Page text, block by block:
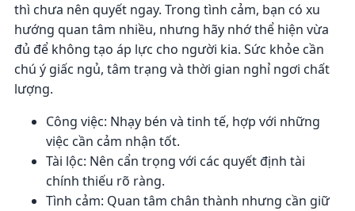
thì chưa nên quyết ngay. Trong tình cảm, bạn có xu
hướng quan tâm nhiều, nhưng hãy nhớ thể hiện vừa
đủ để không tạo áp lực cho người kia. Sức khỏe cần
chú ý giấc ngủ, tâm trạng và thời gian nghỉ ngơi chất
lượng.
Công việc: Nhạy bén và tinh tế, hợp với những
việc cần cảm nhận tốt.
Tài lộc: Nên cẩn trọng với các quyết định tài
chính thiếu rõ ràng.
Tình cảm: Quan tâm chân thành nhưng cần giữ